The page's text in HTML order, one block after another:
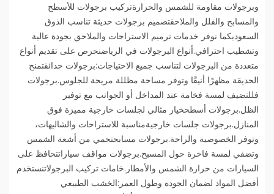
وبرجولات مقاومة للشمس والحرارةتركيب برجولات للأسطح
والمسابح والفلل والملاحقتصميم برجولات حديثة تناسب الذوق
السعوديكما نوفر خدمات ترميم الاستراحات والملاحق بجودة عالية
وتشطيب احترافي.أنواع البرجولات في الرياضنحرص على تقديم أنواع
متعددة من البرجولات لتناسب جميع الاحتياجات:برجولات حدائقتمنح
الحديقة مظهرًا أنيقًا وتوفر مساحة مظللة مريحة للجلوس.برجولات
فللتضيف لمسة فخامة عند المداخل أو الجوانب مع توفير
الظل.برجولات أسطحخيار مثالي لجلسات خارجية مميزة فوق
المنازل.برجولات جلسات خارجيةمناسبة للاستراحات والشاليهات،
وتوفر الخصوصية والراحة.برجولات مسابحتحمي من أشعة الشمس
وتضفي لمسة فاخرة حول المسبح.برجولات مواقف سياراتتحافظ على
السيارات من حرارة الشمس والأمطار.خامات تركيب البرجولاتنستخدم
أفضل المواد لضمان الجودة وطول العمر:الخشب الطبيعي